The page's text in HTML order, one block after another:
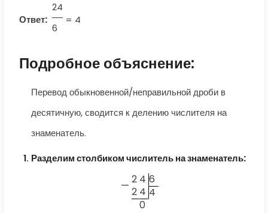
Ответ:
24
6
= 4
Подробное объяснение:
Перевод обыкновенной/неправильной дроби в
десятичную, сводится к делению числителя на
знаменатель.
Разделим столбиком числитель на знаменатель:
— 2 4 6
2 4 4
0